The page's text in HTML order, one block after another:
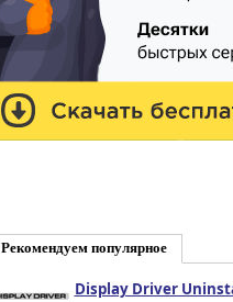
Рекомендуем популярное
Display Driver